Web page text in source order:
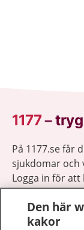
1177–
På 1177.se får
sjukdomar och
Logga in för
vårdärenden.
1177 ger dig
Den här
kakor